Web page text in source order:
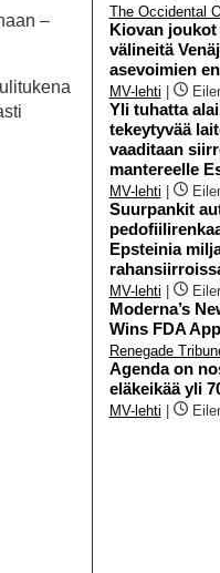
–
The Occidental
Kiovan joukot
välineitä
asevoimien
MV-lehti
Yli tuhatta
tekeytyvää
vaaditaan
mantereelle
MV-lehti
Suurpankit
Epsteinia
MV-lehti
Moderna’s
Wins FDA
Renegade
Agenda on
eläkeikää yli
MV-lehti